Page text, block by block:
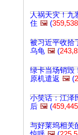
人祸天灾！九
住 🖼️ (359,538
被习近平收拾
乌龟 🖼️ (
绿卡当场销毁
原机遣返 🖼️ (
小笑话：江泽
后 🖼️ (459,445
与好莱坞相关